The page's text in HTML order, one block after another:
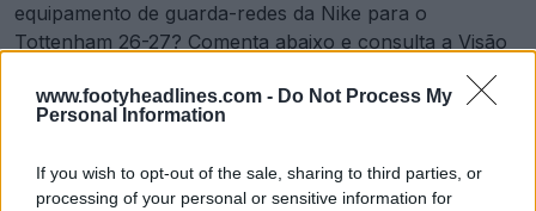
www.footyheadlines.com - Do Not Process My
Personal Information
If you wish to opt-out of the sale, sharing to third parties, or
processing of your personal or sensitive information for
equipamento de guarda-redes da Nike para o
Tottenham 26-27? Comenta abaixo e consulta a Visão
Geral dos Equipamentos 26-27 para veres todas as
imagens que já vazaram.
Mostrar Comentários